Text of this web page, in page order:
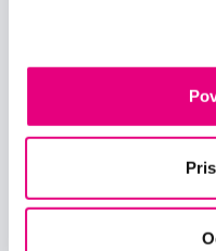
Obchodní podmínky